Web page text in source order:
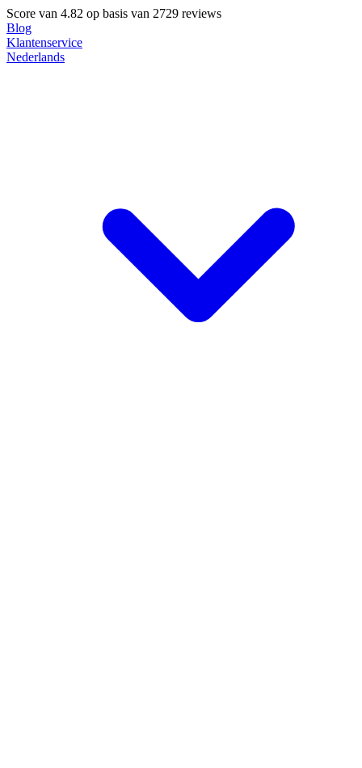
Score van 4.82 op basis van 2729 reviews
Blog
Klantenservice
Nederlands